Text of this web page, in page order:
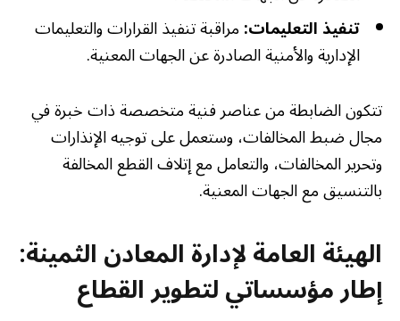
تنفيذ التعليمات:مراقبة تنفيذ القرارات والتعليمات
الإدارية والأمنية الصادرة عن الجهات المعنية.
تتكون الضابطة من عناصر فنية متخصصة ذات خبرة في
مجال ضبط المخالفات، وستعمل على توجيه الإنذارات
وتحرير المخالفات، والتعامل مع إتلاف القطع المخالفة
بالتنسيق مع الجهات المعنية.
الهيئة العامة لإدارة المعادن الثمينة:
إطار مؤسساتي لتطوير القطاع